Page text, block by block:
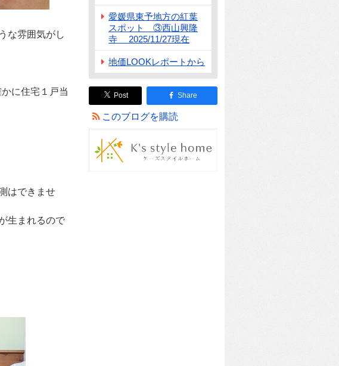
な雰囲気がし
に住宅１戸当
はできませ
生まれるので
愛媛県東予地方の紅葉
スポット ③西山興隆
寺 2025/11/27現在
地価LOOKレポートから
Post Share
このブログを購読